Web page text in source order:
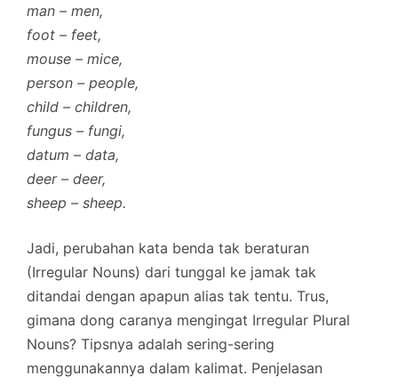
man – men,
foot – feet,
mouse – mice,
person – people,
child – children,
fungus – fungi,
datum – data,
deer – deer,
sheep – sheep.
Jadi, perubahan kata benda tak beraturan
(Irregular Nouns) dari tunggal ke jamak tak
ditandai dengan apapun alias tak tentu. Trus,
gimana dong caranya mengingat Irregular Plural
Nouns? Tipsnya adalah sering-sering
menggunakannya dalam kalimat. Penjelasan